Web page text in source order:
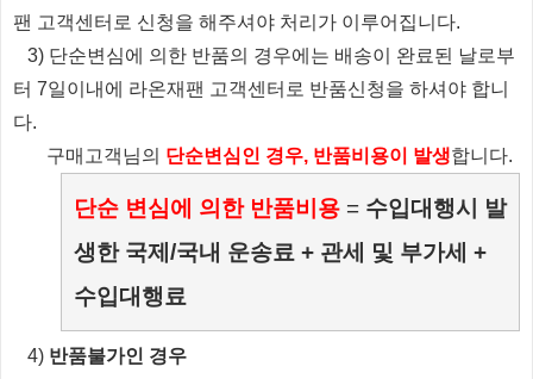
팬 고객센터로 신청을 해주셔야 처리가 이루어집니다.
3) 단순변심에 의한 반품의 경우에는 배송이 완료된 날로부
터 7일이내에 라온재팬 고객센터로 반품신청을 하셔야 합니
다.
​ 구매고객님의 단순변심인 경우, 반품비용이 발생합니다.
단순 변심에 의한 반품비용 = 수입대행시 발
생한 국제/국내 운송료 + 관세 및 부가세 +
수입대행료
​4) 반품불가인 경우